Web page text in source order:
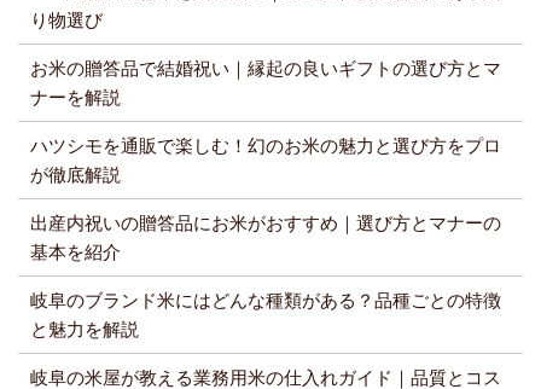
り物選び
お米の贈答品で結婚祝い｜縁起の良いギフトの選び方とマ
ナーを解説
ハツシモを通販で楽しむ！幻のお米の魅力と選び方をプロ
が徹底解説
出産内祝いの贈答品にお米がおすすめ｜選び方とマナーの
基本を紹介
岐阜のブランド米にはどんな種類がある？品種ごとの特徴
と魅力を解説
岐阜の米屋が教える業務用米の仕入れガイド｜品質とコス